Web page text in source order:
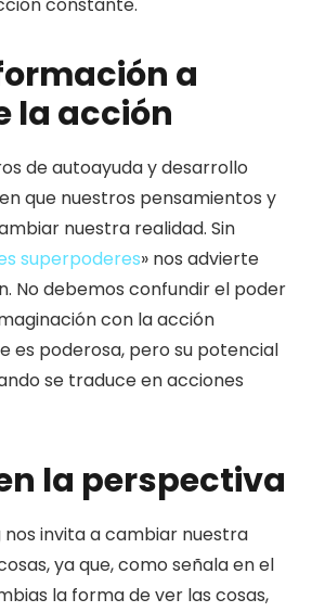
a
la acción
de autoayuda y desarrollo
que nuestros pensamientos y
nuestra realidad. Sin
superpoderes» nos advierte
No debemos confundir el poder
con la acción
es poderosa, pero su potencial
se traduce en acciones
la perspectiva
nos invita a cambiar nuestra
ya que, como señala en el
la forma de ver las cosas,